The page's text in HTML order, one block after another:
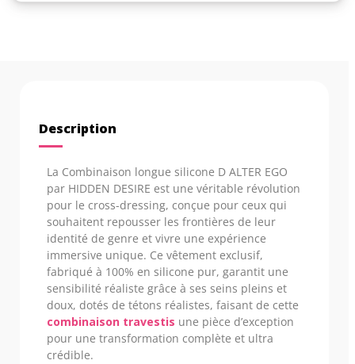
Description
La Combinaison longue silicone D ALTER EGO
par HIDDEN DESIRE est une véritable révolution
pour le cross-dressing, conçue pour ceux qui
souhaitent repousser les frontières de leur
identité de genre et vivre une expérience
immersive unique. Ce vêtement exclusif,
fabriqué à 100% en silicone pur, garantit une
sensibilité réaliste grâce à ses seins pleins et
doux, dotés de tétons réalistes, faisant de cette
combinaison travestis une pièce d’exception
pour une transformation complète et ultra
crédible.